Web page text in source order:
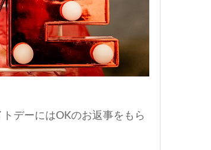
デーにはOKのお返事をもら